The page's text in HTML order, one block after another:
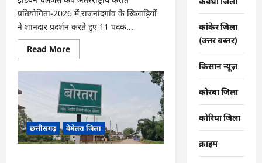
प्रतियोगिता-2026 में राजनांदगांव के खिलाड़ियों
ने शानदार प्रदर्शन करते हुए 11 पदक...
Read MoreRead
more
राजनांदगांव
:
इंडियन
चैलेंजर्स
कप
में
संस्कारधानी
के
खिलाड़ियों
का
छत्तीसगढ़ बेमेतरा जिला
कांकेर जिला
(उत्तर बस्तर)
किसान न्यूज़
कोरबा जिला
कोरिया जिला
क्राइम